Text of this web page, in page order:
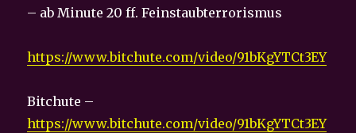
– ab Minute 20 ff. Feinstaubterrorismus
https://www.bitchute.com/video/91bKgYTCt3EY
Bitchute –
https://www.bitchute.com/video/91bKgYTCt3EY